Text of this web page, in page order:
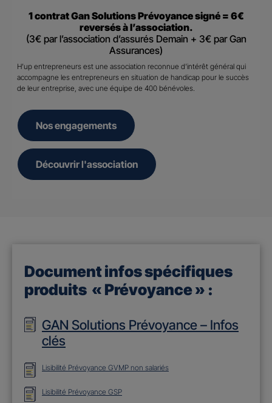
1 contrat Gan Solutions Prévoyance signé = 6€
reversés à l’association.
(3€ par l’association d’assurés Demain + 3€ par Gan
Assurances)
H’up entrepreneurs est une association reconnue d’intérêt général qui
accompagne les entrepreneurs en situation de handicap pour le succès
de leur entreprise, avec une équipe de 400 bénévoles.
Nos engagements
Découvrir l'association
Document infos spécifiques
produits « Prévoyance » :
GAN Solutions Prévoyance – Infos
clés
Lisibilité Prévoyance GVMP non salariés
Lisibilité Prévoyance GSP